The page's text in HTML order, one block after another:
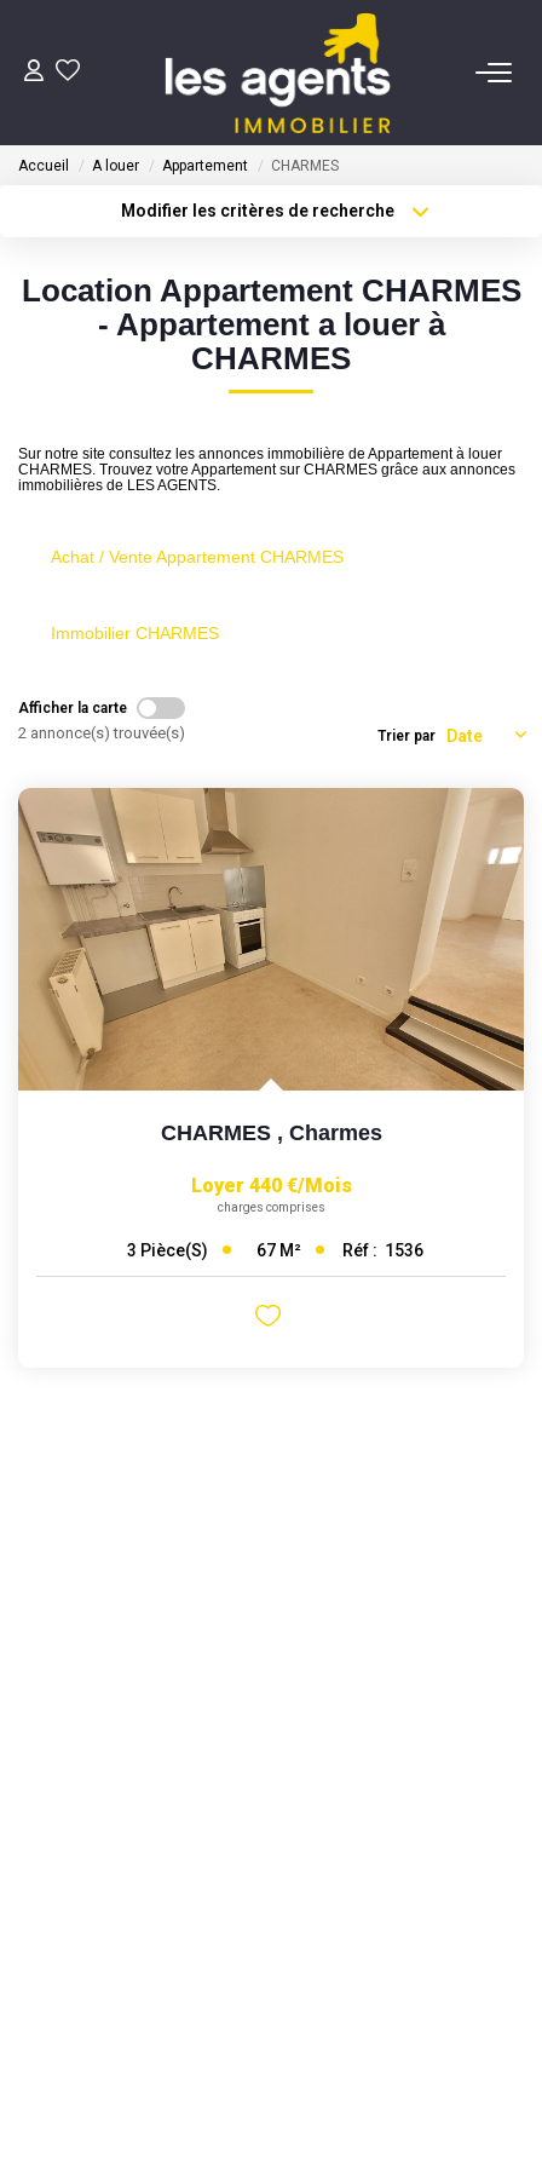
ACHETER
CONTACT
Accueil A louer Appartement CHARMES
Modifier les critères de recherche
Type de bien
Surface min
Plus de critères
Location Appartement CHARMES
- Appartement a louer à
CHARMES
Sur notre site consultez les annonces immobilière de Appartement à louer
CHARMES. Trouvez votre Appartement sur CHARMES grâce aux annonces
immobilières de LES AGENTS.
Achat / Vente Appartement CHARMES
Immobilier CHARMES
Afficher la carte
2 annonce(s) trouvée(s) Trier par
CHARMES , Charmes
Loyer 440 €/mois
charges comprises
3 Pièce(s) 67 M² Réf : 1536